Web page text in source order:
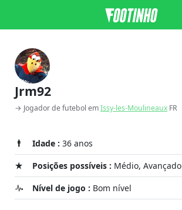
Jrm92
→ Jogador de futebol emIssy-les-Moulineaux FR
Idade : 36 anos
Posições possíveis : Médio, Avançado
Nível de jogo : Bom nível